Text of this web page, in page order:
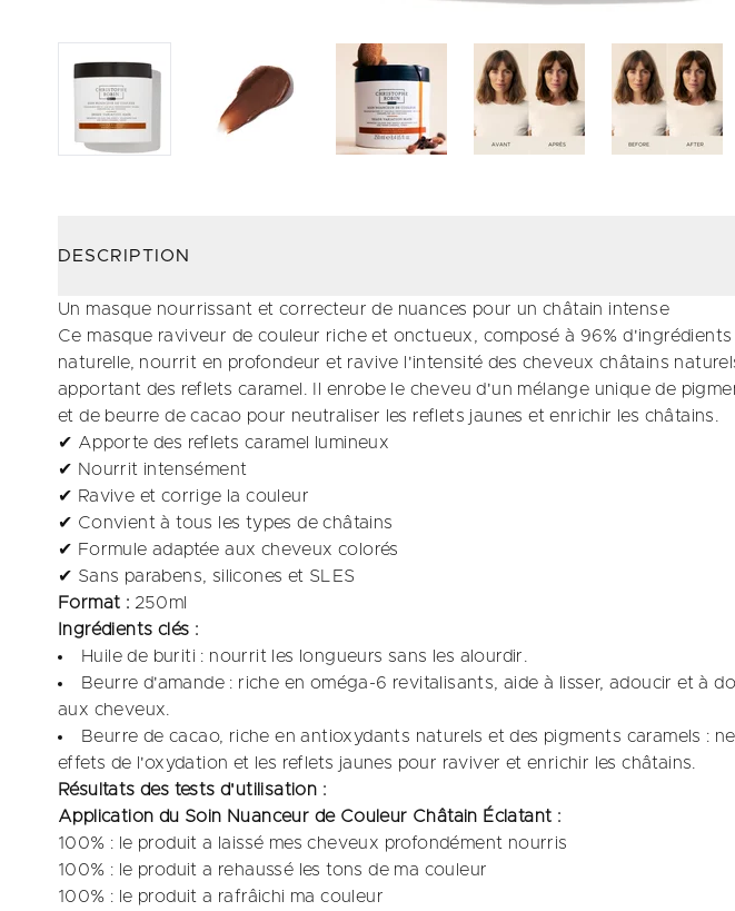
DESCRIPTION
Un masque nourrissant et correcteur de nuances pour un châtain intense
Ce masque raviveur de couleur riche et onctueux, composé à 96%
naturelle, nourrit en profondeur et ravive l'intensité des cheveux châtains
apportant des reflets caramel. Il enrobe le cheveu d'un mélange unique de
et de beurre de cacao pour neutraliser les reflets jaunes et enrichir les châtains.
✔ Apporte des reflets caramel lumineux
✔ Nourrit intensément
✔ Ravive et corrige la couleur
✔ Convient à tous les types de châtains
✔ Formule adaptée aux cheveux colorés
✔ Sans parabens, silicones et SLES
Format : 250ml
Ingrédients clés :
Huile de buriti : nourrit les longueurs sans les alourdir.​
Beurre d'amande : riche en oméga-6 revitalisants, aide à lisser, adoucir et à
aux cheveux.​
Beurre de cacao, riche en antioxydants naturels et des pigments caramels :
effets de l'oxydation et les reflets jaunes pour raviver et enrichir les châtains.
Résultats des tests d'utilisation :
Application du Soin Nuanceur de Couleur Châtain Éclatant :​
100% : le produit a laissé mes cheveux profondément nourris
100% : le produit a rehaussé les tons de ma couleur​
100% : le produit a rafrâichi ma couleur